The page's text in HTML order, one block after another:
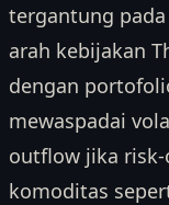
tergantung
arah kebijakan
dengan
mewaspadai
outflow jika
komoditas